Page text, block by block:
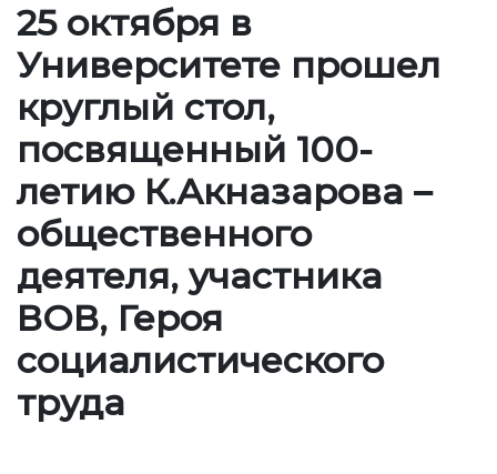
УНИВЕРСИТЕТ
О нас
Обращение ректора
Регламентирующие документы
Руководство
Коллегиальные органы
Подразделения
Нормативные документы
Предложения и жалобы
Нет Коррупции!
25 октября в
Университете прошел
круглый стол,
посвященный 100-
летию К.Акназарова –
общественного
деятеля, участника
ВОВ, Героя
социалистического
труда